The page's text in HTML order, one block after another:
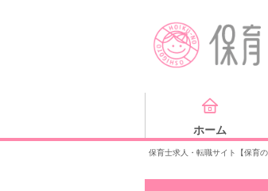
ホーム
保育士求人・転職サイト【保育の